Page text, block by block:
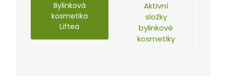
Bylinková
kosmetika
Liftea
Aktivní
složky
bylinkové
kosmetiky